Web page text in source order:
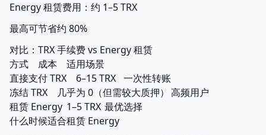
Energy 租赁费用：约 1–5 TRX
最高可节省约 80%
对比：TRX 手续费 vs Energy 租赁
方式	成本	适用场景
直接支付 TRX	6–15 TRX	一次性转账
冻结 TRX	几乎为 0（但需较大质押）	高频用户
租赁 Energy	1–5 TRX	最优选择
什么时候适合租赁 Energy